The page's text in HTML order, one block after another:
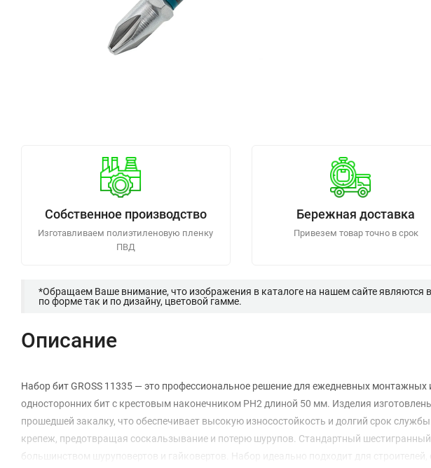
Собственное производство
Изготавливаем полиэтиленовую пленку
ПВД
Бережная доставка
Привезем товар точно в срок
*Обращаем Ваше внимание, что изображения в каталоге на нашем сайте являются
по форме так и по дизайну, цветовой гамме.
Описание
Набор бит GROSS 11335 — это профессиональное решение для ежедневных
односторонних бит с крестовым наконечником PH2 длиной 50 мм. Изделия
прошедшей закалку, что обеспечивает высокую износостойкость и долгий срок
крепеж, предотвращая соскальзывание и потерю шурупов. Стандартный
большинством шуруповертов и гайковертов. Набор идеально подходит для